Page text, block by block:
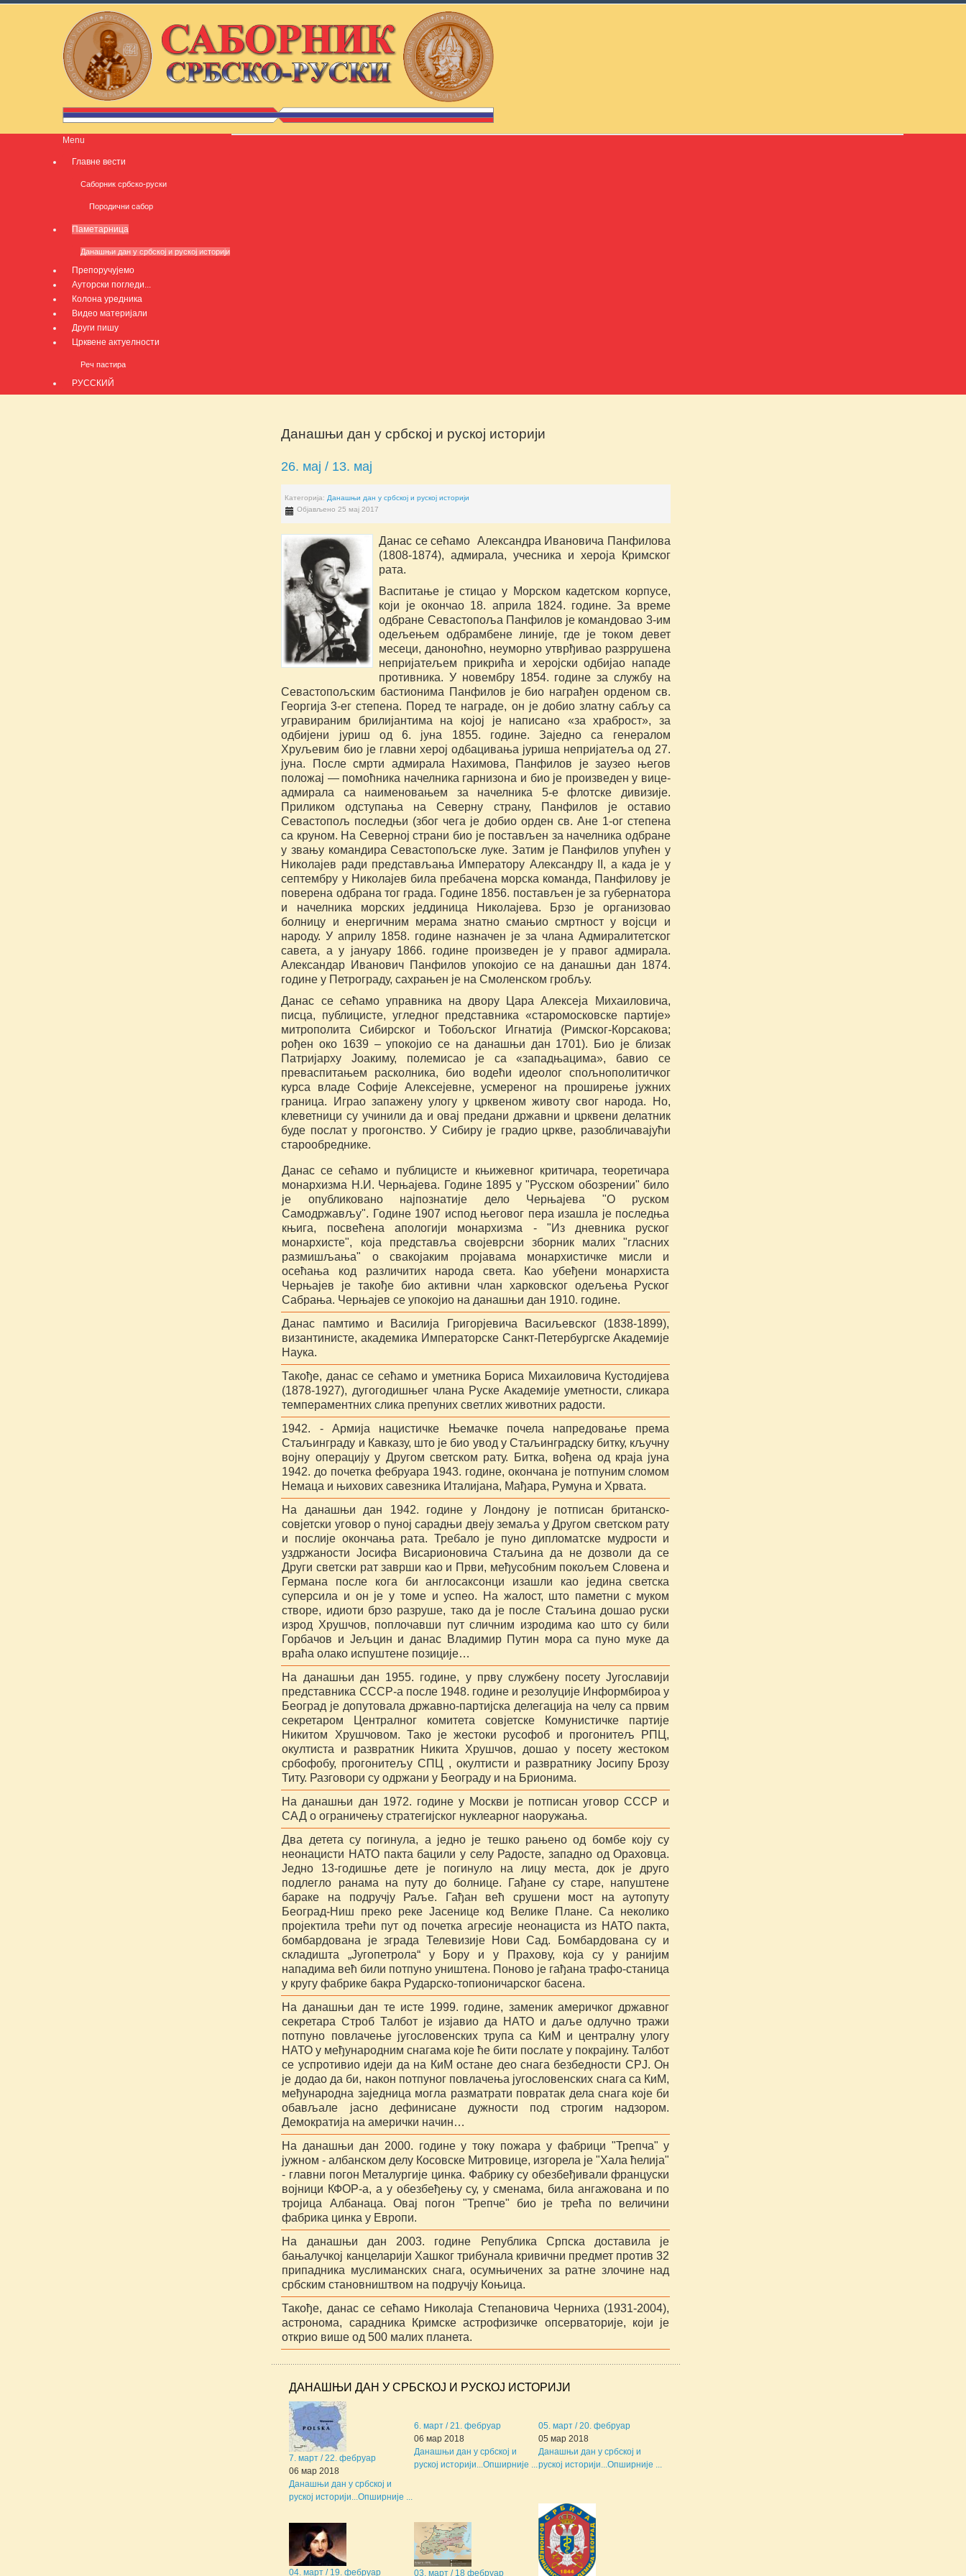
Menu
Главне вести
Саборник србско-руски
Породични сабор
Паметарница
Данашњи дан у србској и руској историји
Препоручујемо
Ауторски погледи...
Колона уредника
Видео материјали
Други пишу
Црквене актуелности
Реч пастира
РУССКИЙ
Данашњи дан у србској и руској историји
26. мај / 13. мај
Категорија: Данашњи дан у србској и руској историји
Објављено 25 мај 2017
Данас се сећамо Александра Ивановича Панфилова
(1808-1874), адмирала, учесника и хероја Кримског
рата.
Васпитање је стицао у Морском кадетском корпусе,
који је окончао 18. априла 1824. године. За време
одбране Севастопоља Панфилов је командовао 3-им
одељењем одбрамбене линије, где је током девет
месеци, даноноћно, неуморно утврђивао разррушена
непријатељем прикрића и херојски одбијао нападе
противника. У новембру 1854. године за службу на
Севастопољским бастионима Панфилов је био награђен орденом св.
Георгија 3-ег степена. Поред те награде, он је добио златну сабљу са
угравираним брилијантима на којој је написано «за храброст», за
одбијени јуриш од 6. јуна 1855. године. Заједно са генералом
Хруљевим био је главни херој одбацивања јуриша непријатеља од 27.
јуна. После смрти адмирала Нахимова, Панфилов је заузео његов
положај — помоћника начелника гарнизона и био је произведен у вице-
адмирала са наименовањем за начелника 5-е флотске дивизије.
Приликом одступања на Северну страну, Панфилов је оставио
Севастопољ последњи (због чега је добио орден св. Ане 1-ог степена
са круном. На Северној страни био је постављен за начелника одбране
у звању командира Севастопољске луке. Затим је Панфилов упућен у
Николајев ради представљања Императору Александру II, а када је у
септембру у Николајев била пребачена морска команда, Панфилову је
поверена одбрана тог града. Године 1856. постављен је за губернатора
и начелника морских једдиница Николајева. Брзо је организовао
болницу и енергичним мерама знатно смањио смртност у војсци и
народу. У априлу 1858. године назначен је за члана Адмиралитетског
савета, а у јануару 1866. године произведен је у правог адмирала.
Александар Иванович Панфилов упокојио се на данашњи дан 1874.
године у Петрограду, сахрањен је на Смоленском гробљу.
Данас се сећамо управника на двору Цара Алексеја Михаиловича,
писца, публицисте, угледног представника «старомосковске партије»
митрополита Сибирског и Тобољског Игнатија (Римског-Корсакова;
рођен око 1639 – упокојио се на данашњи дан 1701). Био је близак
Патријарху Јоакиму, полемисао је са «западњацима», бавио се
преваспитањем расколника, био водећи идеолог спољнополитичког
курса владе Софије Алексејевне, усмереног на проширење јужних
граница. Играо запажену улогу у црквеном животу свог народа. Но,
клеветници су учинили да и овај предани државни и црквени делатник
буде послат у прогонство. У Сибиру је градио цркве, разобличавајући
старообреднике.
Данас се сећамо и публицисте и књижевног критичара, теоретичара
монархизма Н.И. Черњајева. Године 1895 у "Русском обозрении" било
је опубликовано најпознатије дело Черњајева "О руском
Самодржављу". Године 1907 испод његовог пера изашла је последња
књига, посвећена апологији монархизма - "Из дневника руског
монархисте", која представља својеврсни зборник малих "гласних
размишљања" о свакојаким пројавама монархистичке мисли и
осећања код различитих народа света. Као убеђени монархиста
Черњајев је такође био активни члан харковског одељења Руског
Сабрања. Черњајев се упокојио на данашњи дан 1910. године.
Данас памтимо и Василија Григорјевича Васиљевског (1838-1899),
византинисте, академика Императорске Санкт-Петербургске Академије
Наука.
Такође, данас се сећамо и уметника Бориса Михаиловича Кустодијева
(1878-1927), дугогодишњег члана Руске Академије уметности, сликара
темпераментних слика препуних светлих животних радости.
1942. - Армија нацистичке Њемачке почела напредовање према
Стаљинграду и Кавказу, што је био увод у Стаљинградску битку, кључну
војну операцију у Другом светском рату. Битка, вођена од краја јуна
1942. до почетка фебруара 1943. године, окончана је потпуним сломом
Немаца и њихових савезника Италијана, Мађара, Румуна и Хрвата.
На данашњи дан 1942. године у Лондону је потписан британско-
совјетски уговор о пуној сарадњи двеју земаља у Другом светском рату
и послије окончања рата. Требало је пуно дипломатске мудрости и
уздржаности Јосифа Висарионовича Стаљина да не дозволи да се
Други светски рат заврши као и Први, међусобним покољем Словена и
Германа после кога би англосаксонци изашли као једина светска
суперсила и он је у томе и успео. На жалост, што паметни с муком
створе, идиоти брзо разруше, тако да је после Стаљина дошао руски
изрод Хрушчов, поплочавши пут сличним изродима као што су били
Горбачов и Јељцин и данас Владимир Путин мора са пуно муке да
враћа олако испуштене позиције…
На данашњи дан 1955. године, у прву службену посету Југославији
представника СССР-а после 1948. године и резолуције Информбироа у
Београд је допутовала државно-партијска делегација на челу са првим
секретаром Централног комитета совјетске Комунистичке партије
Никитом Хрушчовом. Тако је жестоки русофоб и прогонитељ РПЦ,
окултиста и развратник Никита Хрушчов, дошао у посету жестоком
србофобу, прогонитељу СПЦ , окултисти и развратнику Јосипу Брозу
Титу. Разговори су одржани у Београду и на Брионима.
На данашњи дан 1972. године у Москви је потписан уговор СССР и
САД о ограничењу стратегијског нуклеарног наоружања.
Два детета су погинула, а једно је тешко рањено од бомбе коју су
неонацисти НАТО пакта бацили у селу Радосте, западно од Ораховца.
Једно 13-годишње дете је погинуло на лицу места, док је друго
подлегло ранама на путу до болнице. Гађане су старе, напуштене
бараке на подручју Раље. Гађан већ срушени мост на аутопуту
Београд-Ниш преко реке Јасенице код Велике Плане. Са неколико
пројектила трећи пут од почетка агресије неонациста из НАТО пакта,
бомбардована је зграда Телевизије Нови Сад. Бомбардована су и
складишта „Југопетрола“ у Бору и у Прахову, која су у ранијим
нападима већ били потпуно уништена. Поново је гађана трафо-станица
у кругу фабрике бакра Рударско-топионичарског басена.
На данашњи дан те исте 1999. године, заменик америчког државног
секретара Строб Талбот је изјавио да НАТО и даље одлучно тражи
потпуно повлачење југословенских трупа са КиМ и централну улогу
НАТО у међународним снагама које ће бити послате у покрајину. Талбот
се успротивио идеји да на КиМ остане део снага безбедности СРЈ. Он
је додао да би, након потпуног повлачења југословенских снага са КиМ,
међународна заједница могла разматрати повратак дела снага које би
обављале јасно дефинисане дужности под строгим надзором.
Демократија на амерички начин…
На данашњи дан 2000. године у току пожара у фабрици "Трепча" у
јужном - албанском делу Косовске Митровице, изгорела је "Хала ћелија"
- главни погон Металургије цинка. Фабрику су обезбеђивали француски
војници КФОР-а, а у обезбеђењу су, у сменама, била ангажована и по
тројица Албанаца. Овај погон "Трепче" био је трећа по величини
фабрика цинка у Европи.
На данашњи дан 2003. године Република Српска доставила је
бањалучкој канцеларији Хашког трибунала кривични предмет против 32
припадника муслиманских снага, осумњичених за ратне злочине над
србским становништвом на подручју Коњица.
Такође, данас се сећамо Николаја Степановича Черниха (1931-2004),
астронома, сарадника Кримске астрофизичке опсерваторије, који је
открио више од 500 малих планета.
ДАНАШЊИ ДАН У СРБСКОЈ И РУСКОЈ ИСТОРИЈИ
7. март / 22. фебруар
06 мар 2018
Данашњи дан у србској и
руској историји...Опширније ...
6. март / 21. фебруар
06 мар 2018
Данашњи дан у србској и
руској историји...Опширније ...
05. март / 20. фебруар
05 мар 2018
Данашњи дан у србској и
руској историји...Опширније ...
04. март / 19. фебруар 03. март / 18 фебруар